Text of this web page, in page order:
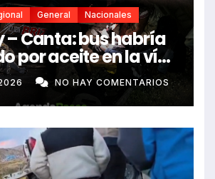
General Nacionales
– Canta: bus habría
por aceite en la vía
auto siniestrado
fallecidos
NO HAY COMENTARIOS